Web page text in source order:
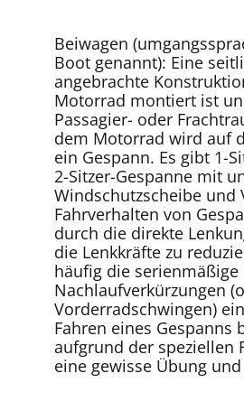
Beiwagen
Boot genannt): Eine
angebrachte
Motorrad montiert ist
Passagier- oder
dem Motorrad wird auf
ein Gespann. Es gibt 1-
2-Sitzer-Gespanne mit
Windschutzscheibe und
Fahrverhalten von
durch die direkte
die Lenkkräfte zu
häufig die serienmäßige
Nachlaufverkürzungen
Vorderradschwingen)
Fahren eines Gespanns
aufgrund der speziellen
eine gewisse Übung